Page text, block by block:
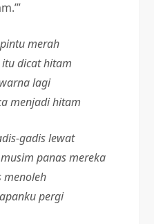
merah
dicat hitam
lagi
menjadi hitam
gadis lewat
panas mereka
menoleh
pergi